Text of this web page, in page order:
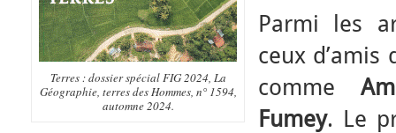
Terres : dossier spécial FIG 2024, La
Géographie, terres des Hommes, n° 1594,
automne 2024.
Parmi les
ceux d’amis
comme
Fumey. Le